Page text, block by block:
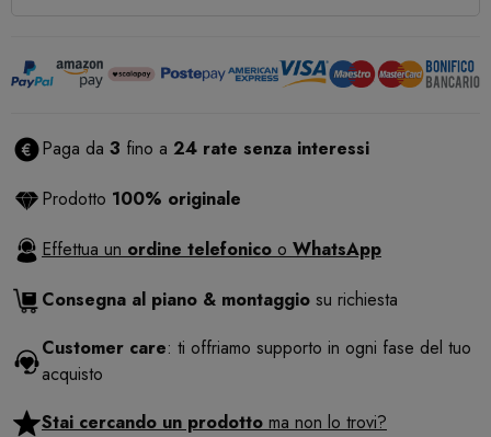
Paga da 3 fino a 24 rate senza interessi
Prodotto 100% originale
Effettua un ordine telefonico o WhatsApp
Consegna al piano & montaggio su richiesta
Customer care: ti offriamo supporto in ogni fase del tuo
acquisto
Stai cercando un prodotto ma non lo trovi?